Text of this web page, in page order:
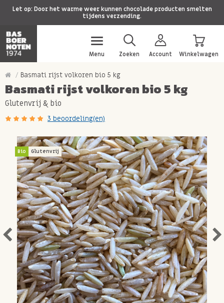
Let op: Door het warme weer kunnen chocolade producten smelten
tijdens verzending.
Menu Zoeken Account Winkelwagen
Basmati rijst volkoren bio 5 kg
Basmati rijst volkoren bio 5 kg
Glutenvrij & bio
3 beoordeling(en)
Bio Glutenvrij